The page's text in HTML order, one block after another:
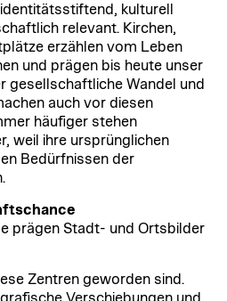
kulturell
relevant. Kirchen,
erzählen vom Leben
und prägen bis heute unser
gesellschaftliche Wandel und
auch vor diesen
häufiger stehen
weil ihre ursprünglichen
Bedürfnissen der
prägen Stadt- und Ortsbilder
Zentren geworden sind.